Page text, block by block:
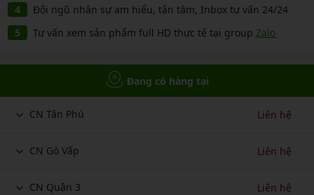
Đội ngũ nhân sự am hiểu, tận tâm, Inbox tư vấn 24/24
Tư vấn xem sản phẩm full HD thực tế tại group Zalo
Đang có hàng tại
CN Tân Phú Liên hệ
CN Gò Vấp Liên hệ
CN Quận 3 Liên hệ